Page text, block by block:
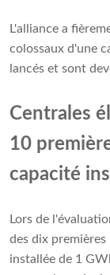
L'alliance a
colossaux d'une
lancés et sont
Centrales
10
capacité
Lors de
des dix premières
installée de 1